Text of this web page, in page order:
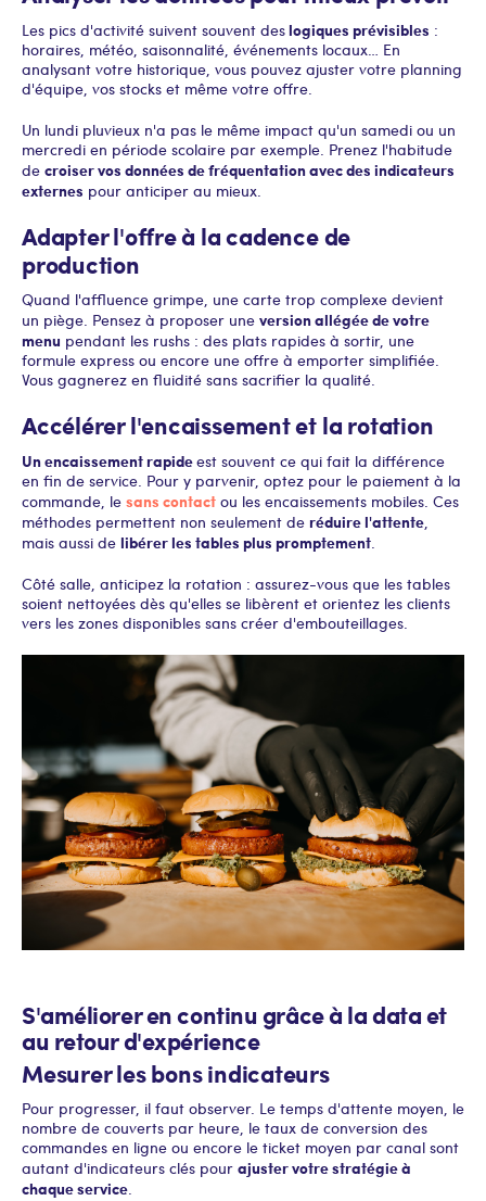
Les pics d'activité suivent souvent deslogiques prévisibles :
horaires, météo, saisonnalité, événements locaux… En
analysant votre historique, vous pouvez ajuster votre planning
d'équipe, vos stocks et même votre offre.
Un lundi pluvieux n'a pas le même impact qu'un samedi ou un
mercredi en période scolaire par exemple. Prenez l'habitude
de croiser vos données de fréquentation avec des indicateurs
externes pour anticiper au mieux.
Adapter l'offre à la cadence de
production
Quand l'affluence grimpe, une carte trop complexe devient
un piège. Pensez à proposer une version allégée de votre
menu pendant les rushs : des plats rapides à sortir, une
formule express ou encore une offre à emporter simplifiée.
Vous gagnerez en fluidité sans sacrifier la qualité.
Accélérer l'encaissement et la rotation
Un encaissement rapideest souvent ce qui fait la différence
en fin de service. Pour y parvenir, optez pour le paiement à la
commande, le sans contact ou les encaissements mobiles. Ces
méthodes permettent non seulement de réduire l'attente,
mais aussi de libérer les tables plus promptement.
Côté salle, anticipez la rotation : assurez-vous que les tables
soient nettoyées dès qu'elles se libèrent et orientez les clients
vers les zones disponibles sans créer d'embouteillages.
S'améliorer en continu grâce à la data et
au retour d'expérience
Mesurer les bons indicateurs
Pour progresser, il faut observer. Le temps d'attente moyen, le
nombre de couverts par heure, le taux de conversion des
commandes en ligne ou encore le ticket moyen par canal sont
autant d'indicateurs clés pour ajuster votre stratégie à
chaque service.